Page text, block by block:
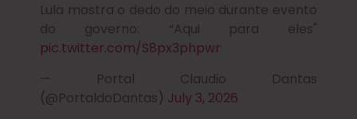
Lula mostra o dedo do meio durante evento
do governo: “Aqui para eles"
pic.twitter.com/S8px3phpwr
— Portal Claudio Dantas
(@PortaldoDantas) July 3, 2026